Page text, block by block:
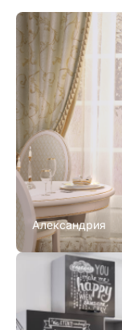
Александрия